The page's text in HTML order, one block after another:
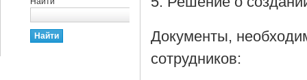
Документы,
сотрудников: